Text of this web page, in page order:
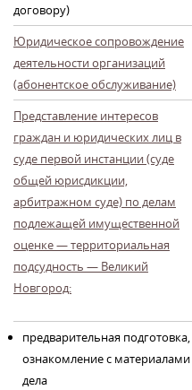
договору)
Юридическое сопровождение
деятельности организаций
(абонентское обслуживание)
Представление интересов
граждан и юридических лиц в
суде первой инстанции (суде
общей юрисдикции,
арбитражном суде) по делам
подлежащей имущественной
оценке — территориальная
подсудность — Великий
Новгород:
предварительная подготовка,
ознакомление с материалами
дела